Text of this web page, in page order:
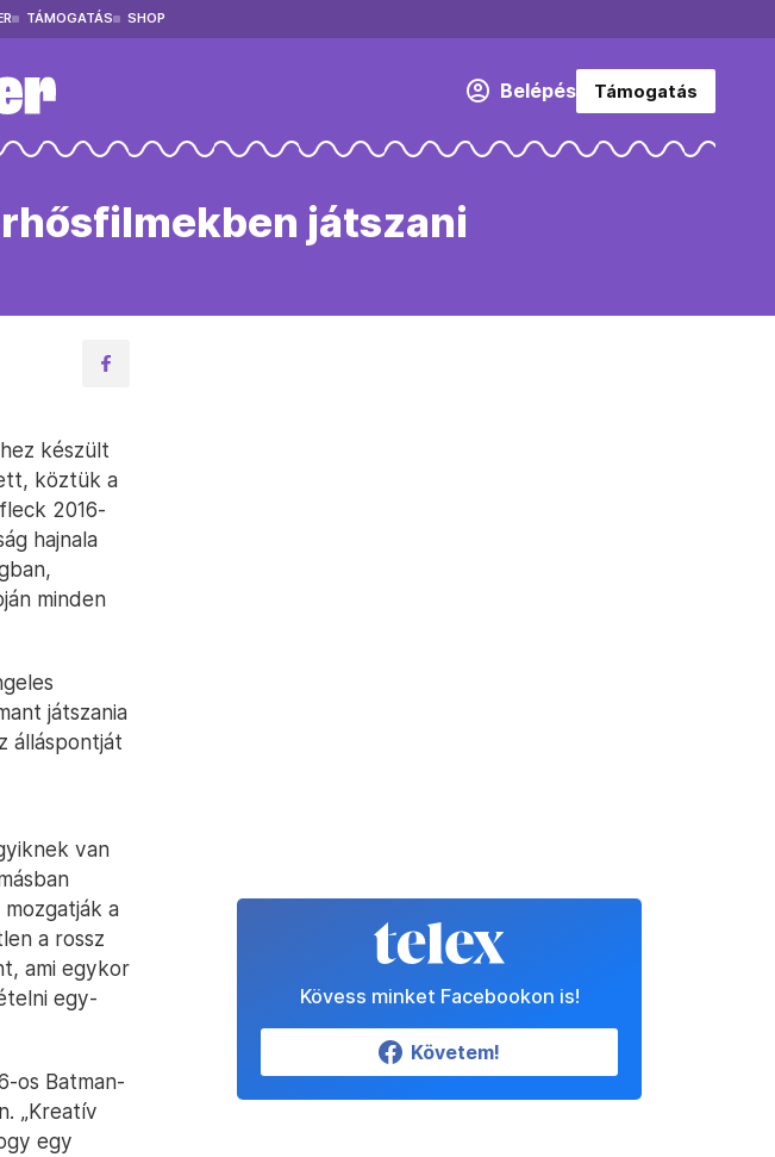
TÁMOGATÁS SHOP
Belépés Támogatás
játszani
készült
köztük a
2016-
hajnala
minden
játszania
álláspontját
van
a
a rossz
ami egykor
egy-
os Batman-
„Kreatív
egy
Kövess minket Facebookon is!
Követem!